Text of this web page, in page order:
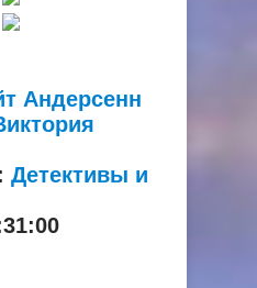
Андерсенн
Детективы и